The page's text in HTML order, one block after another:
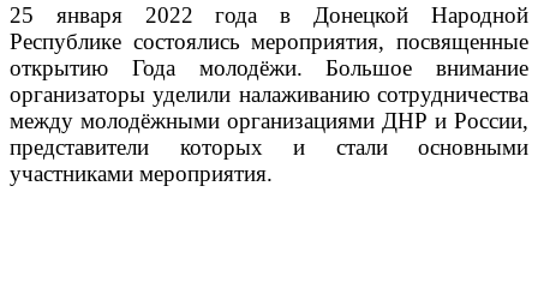
25 января 2022 года в Донецкой Народной
Республике состоялись мероприятия, посвященные
открытию Года молодёжи. Большое внимание
организаторы уделили налаживанию сотрудничества
между молодёжными организациями ДНР и России,
представители которых и стали основными
участниками мероприятия.